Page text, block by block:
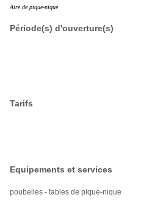
Aire de pique-nique
Période(s) d'ouverture(s)
Tarifs
Equipements et services
poubelles - tables de pique-nique